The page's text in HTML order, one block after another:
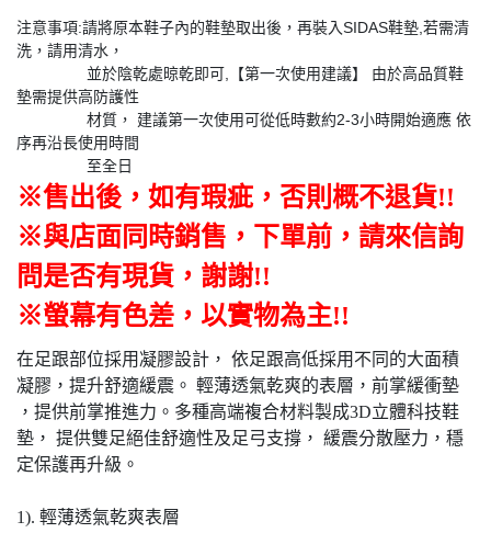
注意事項:請將原本鞋子內的鞋墊取出後，再裝入SIDAS鞋墊,若需清
洗，請用清水，
並於陰乾處晾乾即可,【第一次使用建議】 由於高品質鞋
墊需提供高防護性
材質， 建議第一次使用可從低時數約2-3小時開始適應 依
序再沿長使用時間
至全日
※售出後 ， 如有瑕疵，否則 概不退貨!!
※與店面同時銷售 ， 下單前 ， 請來信詢
問是否有現貨，謝謝!!
※螢幕有色差，以實物為主!!
在足跟部位採用凝膠設計， 依足跟高低採用不同的大面積
凝膠，提升舒適緩震。 輕薄透氣乾爽的表層，前掌緩衝墊
，提供前掌推進力。多種高端複合材料製成3D立體科技鞋
墊， 提供雙足絕佳舒適性及足弓支撐， 緩震分散壓力，穩
定保護再升級。
1). 輕薄透氣乾爽表層